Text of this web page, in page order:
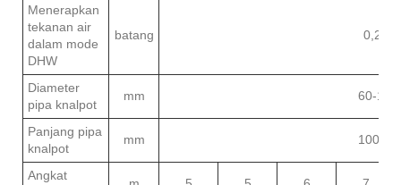
Menerapkan
tekanan air
dalam mode
DHW
batang 0,2-6
Diameter
pipa knalpot
mm 60-100
Panjang pipa
knalpot
mm 1000.0
Angkat